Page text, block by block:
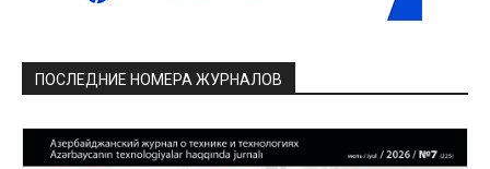
ПОСЛЕДНИЕ НОМЕРА ЖУРНАЛОВ